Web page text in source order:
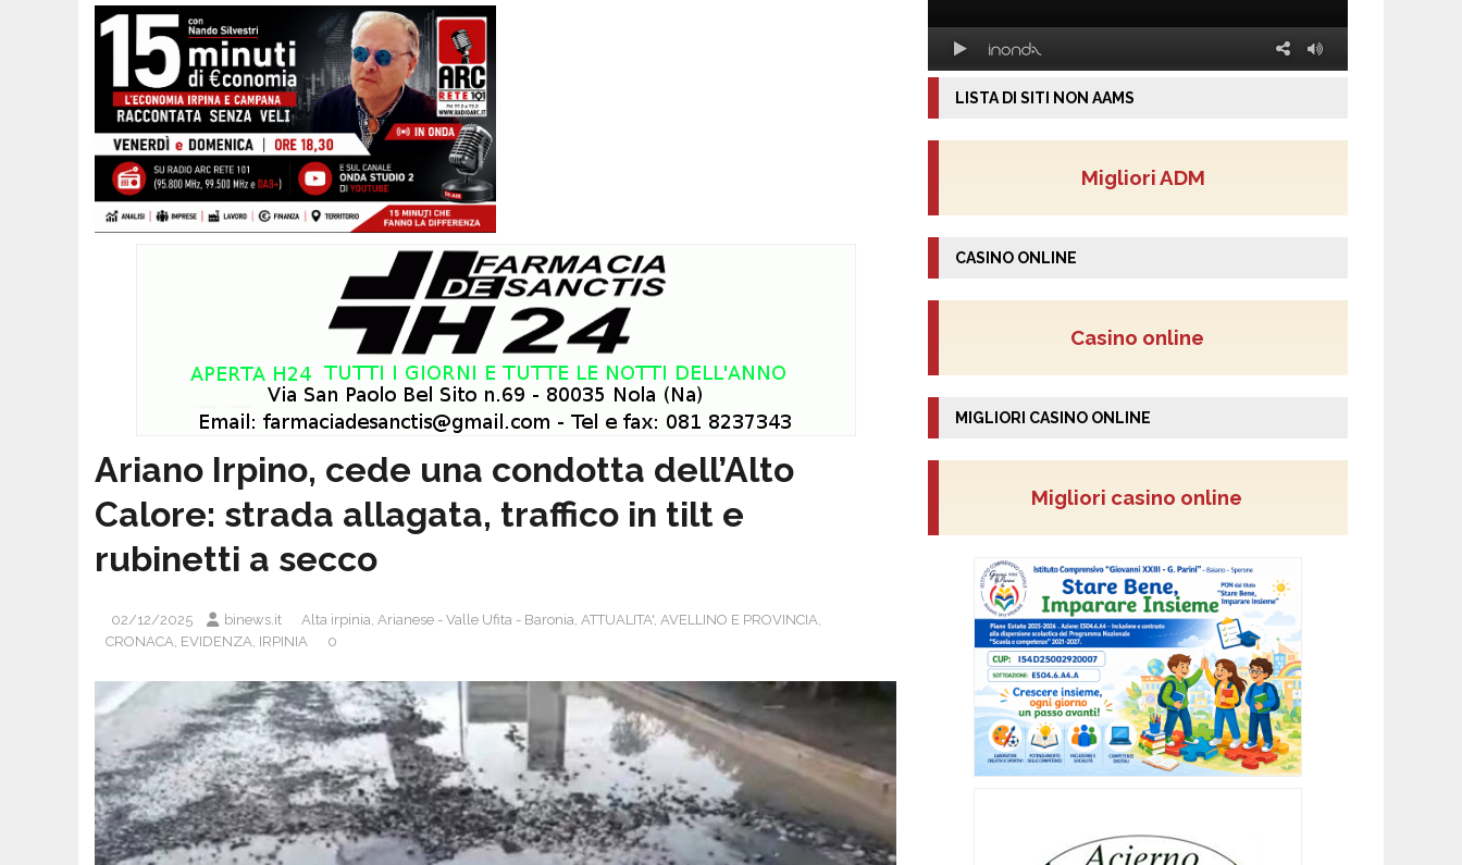
Ariano Irpino, cede una condotta dell’Alto
Calore: strada allagata, traffico in tilt e
rubinetti a secco
02/12/2025 binews.it Alta irpinia, Arianese - Valle Ufita - Baronia, ATTUALITA', AVELLINO E PROVINCIA,
CRONACA, EVIDENZA, IRPINIA 0
LISTA DI SITI NON AAMS
Migliori ADM
CASINO ONLINE
Casino online
MIGLIORI CASINO ONLINE
Migliori casino online